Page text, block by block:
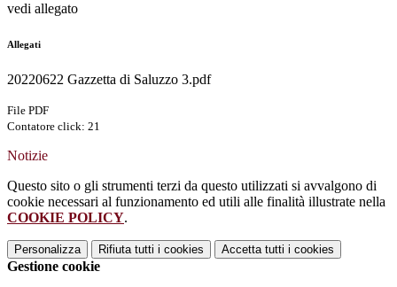
vedi allegato
Allegati
20220622 Gazzetta di Saluzzo 3.pdf
File PDF
Contatore click: 21
Notizie
Questo sito o gli strumenti terzi da questo utilizzati si avvalgono di
cookie necessari al funzionamento ed utili alle finalità illustrate nella
COOKIE POLICY.
Personalizza Rifiuta tutti i cookies Accetta tutti i cookies
Gestione cookie